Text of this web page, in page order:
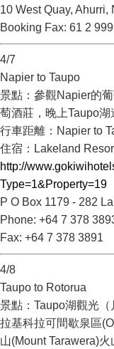
10 West Quay,
Booking Fax: 61 2
4/7
Napier to Taupo
景點：參觀Napier的
萄酒莊，晚上Taupo湖
行車距離：Napier to
住宿：Lakeland
http://
Type=1&Property=19
P O Box 1179 - 282
Phone: +64 7 378
Fax: +64 7 378 3891
4/8
Taupo to Rotorua
景點：Taupo湖觀光
拉基科拉可間歇泉區
山(Mount Tarawera)